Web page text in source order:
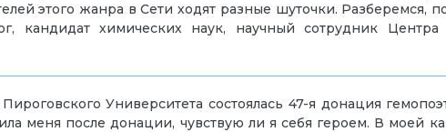
этого жанра в Сети ходят разные шуточки. Разберемся,
кандидат химических наук, научный сотрудник Центра
Университета состоялась 47-я донация
меня после донации, чувствую ли я себя героем. В моей